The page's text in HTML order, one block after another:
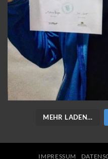
MEHR LADEN…
IMPRESSUM